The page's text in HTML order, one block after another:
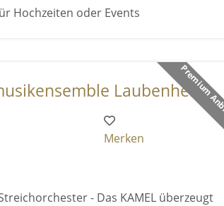
Hochzeiten oder Events
Premium
Laubenhei ...
Merken
- Das KAMEL überzeugt